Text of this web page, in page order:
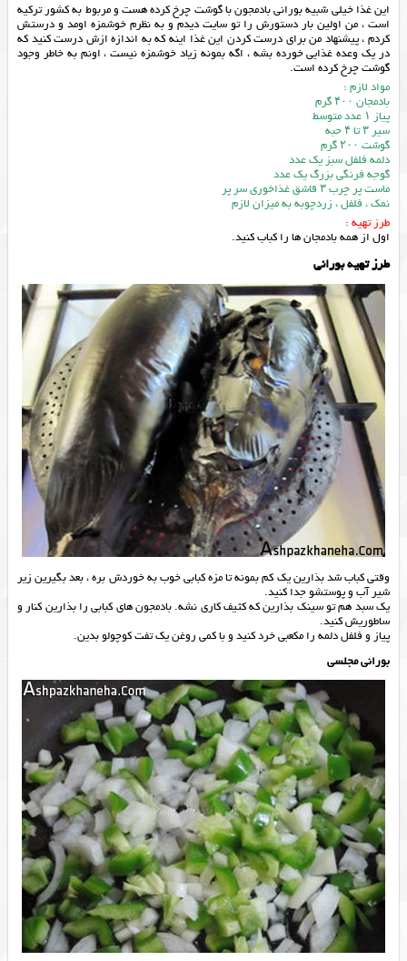
این غذا خیلی شبیه بورانی بادمجون با گوشت چرخ کرده هست و مربوط به کشور ترکیه
است ، من اولین بار دستورش را تو سایت دیدم و به نظرم خوشمزه اومد و درستش
کردم ، پیشنهاد من برای درست کردن این غذا اینه که به اندازه ازش درست کنید که
در یک وعده غذایی خورده بشه ، اگه بمونه زیاد خوشمزه نیست ، اونم به خاطر وجود
گوشت چرخ کرده است.
مواد لازم :
بادمجان ۴۰۰ گرم
پیاز ۱ عدد متوسط
سیر ۳ تا ۴ حبه
گوشت ۲۰۰ گرم
دلمه فلفل سبز یک عدد
گوجه فرنگی بزرگ یک عدد
ماست پر چرب ۳ قاشق غذاخوری سر پر
نمک ، فلفل ، زردچوبه به میزان لازم
طرز تهیه :
اول از همه بادمجان ها را کباب کنید.
طرز تهیه بورانی
وقتی کباب شد بذارین یک کم بمونه تا مزه کبابی خوب به خوردش بره ، بعد بگیرین زیر
شیر آب و پوستشو جدا کنید.
یک سبد هم تو سینک بذارین که کثیف کاری نشه. بادمجون های کبابی را بذارین کنار و
ساطوریش کنید.
پیاز و فلفل دلمه را مکعبی خرد کنید و با کمی روغن یک تفت کوچولو بدین.
بورانی مجلسی